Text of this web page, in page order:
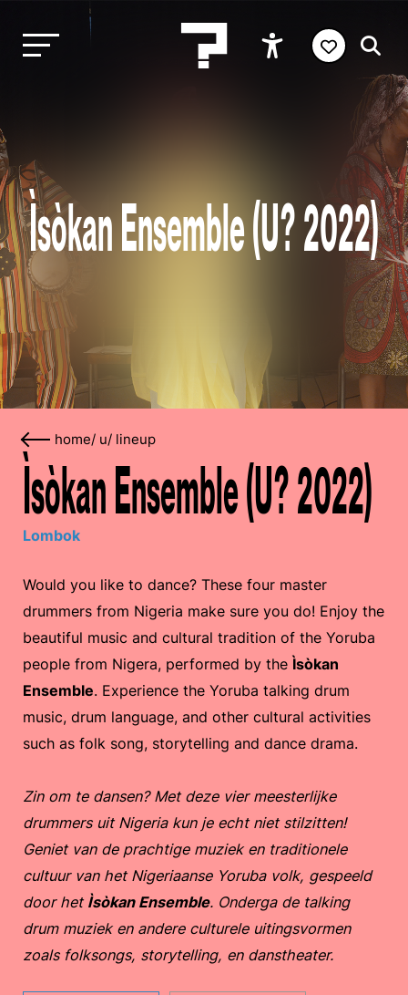
Ìsòkan Ensemble (U? 2022)
home/ u/ lineup
Ìsòkan Ensemble (U? 2022)
Lombok
Would you like to dance? These four master
drummers from Nigeria make sure you do! Enjoy the
beautiful music and cultural tradition of the Yoruba
people from Nigera, performed by the Ìsòkan
Ensemble. Experience the Yoruba talking drum
music, drum language, and other cultural activities
such as folk song, storytelling and dance drama.
Zin om te dansen? Met deze vier meesterlijke
drummers uit Nigeria kun je echt niet stilzitten!
Geniet van de prachtige muziek en traditionele
cultuur van het Nigeriaanse Yoruba volk, gespeeld
door het Ìsòkan Ensemble. Onderga de talking
drum muziek en andere culturele uitingsvormen
zoals folksongs, storytelling, en danstheater.